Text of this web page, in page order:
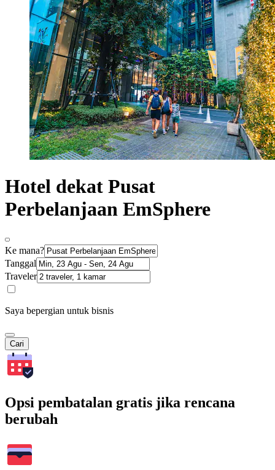
Hotel dekat Pusat
Perbelanjaan EmSphere
Ke mana?
Tanggal
Traveler
Saya bepergian untuk bisnis
Cari
Opsi pembatalan gratis jika rencana
berubah